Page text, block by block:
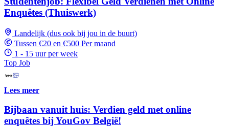
Enquêtes (Thuiswerk)
Landelijk (dus ook bij jou in de buurt)
Tussen €20 en €500 Per maand
1 - 15 uur per week
Top Job
Lees meer
Bijbaan vanuit huis: Verdien geld met online
enquêtes bij YouGov België!